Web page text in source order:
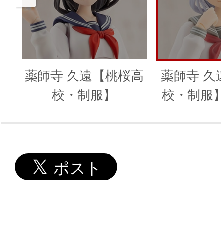
薬師寺 久遠【桃桜高
校・制服】
薬師寺 久
校・制服